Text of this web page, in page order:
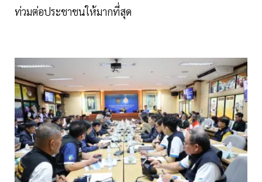
ท่วมต่อประชาชนให้มากที่สุด